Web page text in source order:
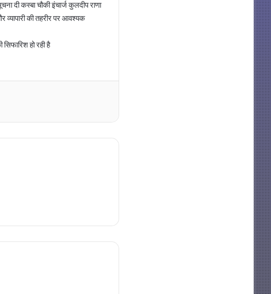
दी कस्बा चौकी इंचार्ज कुलदीप राणा
व्यापारी की तहरीर पर आवश्यक
हो रही है